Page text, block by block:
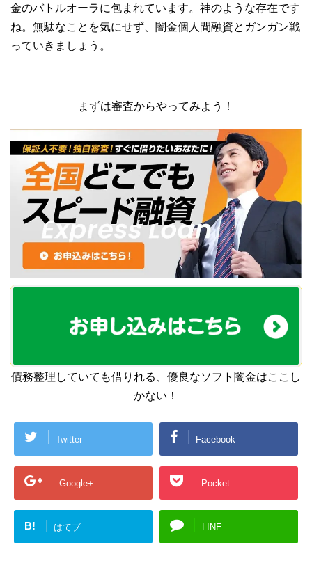
金のバトルオーラに包まれています。神のような存在です
ね。無駄なことを気にせず、闇金個人間融資とガンガン戦
っていきましょう。
まずは審査からやってみよう！
債務整理していても借りれる、優良なソフト闇金はここし
かない！
Twitter Facebook
Google+ Pocket
B! はてブ LINE